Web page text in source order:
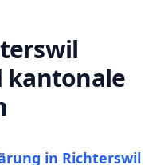
kantonale
in Richterswil